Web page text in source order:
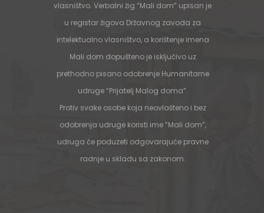
vlasništvo. Verbalni žig “Mali dom” upisan je
u registar žigova Državnog zavoda za
intelektualno vlasništvo, a korištenje imena
Mali dom dopušteno je isključivo uz
prethodno pisano odobrenje Humanitarne
udruge “Prijatelj Malog doma”.
Protiv svake osobe koja neovlašteno i bez
odobrenja udruge koristi ime “Mali dom”,
udruga će poduzeti odgovarajuće pravne
radnje u skladu sa zakonom.